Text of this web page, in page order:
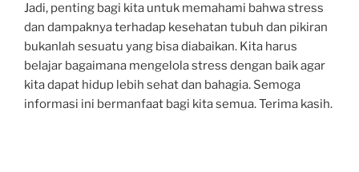
Jadi, penting bagi kita untuk memahami bahwa stress
dan dampaknya terhadap kesehatan tubuh dan pikiran
bukanlah sesuatu yang bisa diabaikan. Kita harus
belajar bagaimana mengelola stress dengan baik agar
kita dapat hidup lebih sehat dan bahagia. Semoga
informasi ini bermanfaat bagi kita semua. Terima kasih.